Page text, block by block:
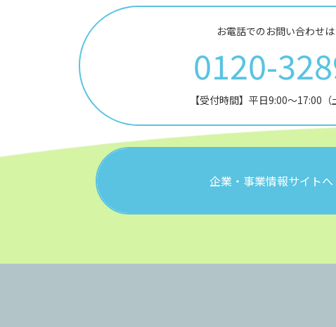
お電話でのお問い合わせ
0120-
【受付時間】平日9:00～17:00（
企業・事業情報サイトへ